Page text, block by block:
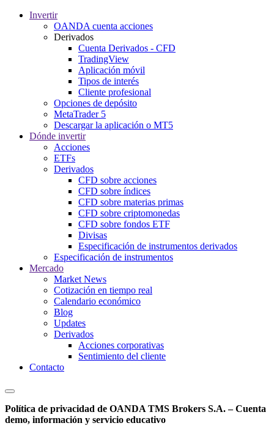
Invertir
OANDA cuenta acciones
Derivados
Cuenta Derivados - CFD
TradingView
Aplicación móvil
Tipos de interés
Cliente profesional
Opciones de depósito
MetaTrader 5
Descargar la aplicación o MT5
Dónde invertir
Acciones
ETFs
Derivados
CFD sobre acciones
CFD sobre índices
CFD sobre materias primas
CFD sobre criptomonedas
CFD sobre fondos ETF
Divisas
Especificación de instrumentos derivados
Especificación de instrumentos
Mercado
Market News
Cotización en tiempo real
Calendario económico
Blog
Updates
Derivados
Acciones corporativas
Sentimiento del cliente
Contacto
Política de privacidad de OANDA TMS Brokers S.A. – Cuenta
demo, información y servicio educativo